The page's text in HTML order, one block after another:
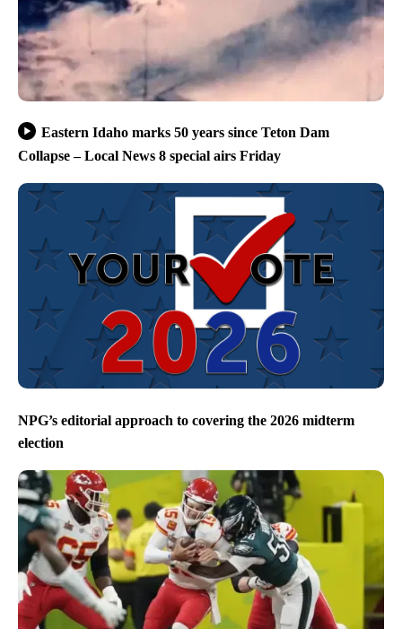
Eastern Idaho marks 50 years since Teton Dam
Collapse – Local News 8 special airs Friday
NPG’s editorial approach to covering the 2026 midterm
election